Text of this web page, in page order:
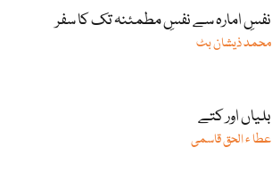
نفسِ امارہ سے نفسِ مطمئنہ تک کا سفر
محمد ذیشان بٹ
بلیاں اور کتے
عطا ء الحق قاسمی